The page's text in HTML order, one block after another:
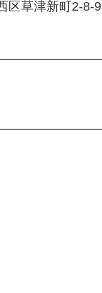
区草津新町2-8-9